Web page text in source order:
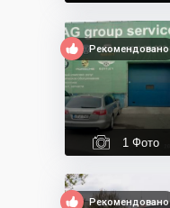
Рекомендовано
1 Фото
Рекомендовано